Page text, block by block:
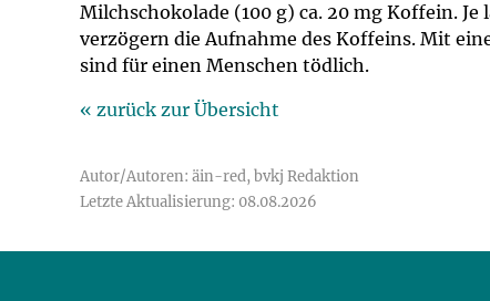
Milchschokolade (100 g) ca. 20 mg Koffein.
verzögern die Aufnahme des Koffeins. Mit
sind für einen Menschen tödlich.
« zurück zur Übersicht
Autor/Autoren: äin-red, bvkj Redaktion
Letzte Aktualisierung: 08.08.2026